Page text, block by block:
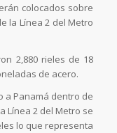
colocados sobre
la Línea 2 del Metro
2,880 rieles de 18
de acero.
a Panamá dentro de
Línea 2 del Metro se
lo que representa